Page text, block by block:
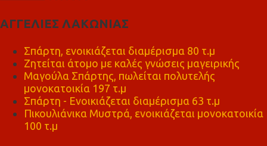
ΑΓΓΕΛΙΕΣ ΛΑΚΩΝΙΑΣ
Σπάρτη, ενοικιάζεται διαμέρισμα 80 τ.μ
Ζητείται άτομο με καλές γνώσεις μαγειρικής
Μαγούλα Σπάρτης, πωλείται πολυτελής
μονοκατοικία 197 τ.μ
Σπάρτη - Ενοικιάζεται διαμέρισμα 63 τ.μ
Πικουλιάνικα Μυστρά, ενοικιάζεται μονοκατοικία
100 τ.μ